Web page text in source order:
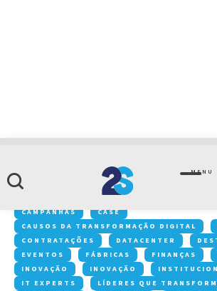
MENU
negócios
ACONTECE NA 2S
CAMPANHAS
CASE
CAUSOS DA TRANSFORMAÇÃO DIGITAL
CONTRATAÇÕES
DATACENTER
EVENTOS
FÁBRICAS FINANÇAS
INOVAÇÃO
INOVAÇÃO
IT EXPERTS
LÍDERES QUE